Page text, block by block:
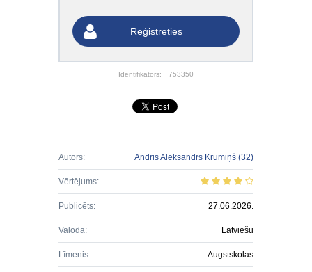
Reģistrēties
Identifikators: 753350
Autors: Andris Aleksandrs Krūmiņš (32)
Vērtējums:
Publicēts: 27.06.2026.
Valoda: Latviešu
Līmenis: Augstskolas